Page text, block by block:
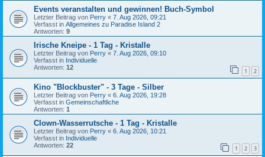
Events veranstalten und gewinnen! Buch-Symbol
Letzter Beitrag von Perry « 7. Aug 2026, 09:21
Verfasst in Allgemeines zu Paradise Island 2
Antworten: 9
Irische Kneipe - 1 Tag - Kristalle
Letzter Beitrag von Perry « 7. Aug 2026, 09:10
Verfasst in Individuelle
Antworten: 12 1 2
Kino "Blockbuster" - 3 Tage - Silber
Letzter Beitrag von Perry « 6. Aug 2026, 19:28
Verfasst in Gemeinschaftliche
Antworten: 1
Clown-Wasserrutsche - 1 Tag - Kristalle
Letzter Beitrag von Perry « 6. Aug 2026, 10:21
Verfasst in Individuelle
Antworten: 22 1 2 3